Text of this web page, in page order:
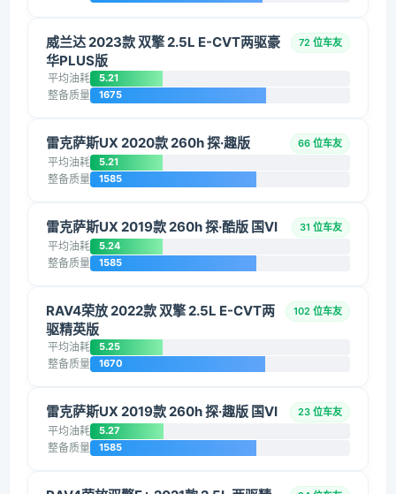
威兰达 2023款 双擎 2.5L E-CVT两驱豪
华PLUS版
72 位车友
平均油耗 5.21
整备质量 1675
雷克萨斯UX 2020款 260h 探·趣版 66 位车友
平均油耗 5.21
整备质量 1585
雷克萨斯UX 2019款 260h 探·酷版 国VI 31 位车友
平均油耗 5.24
整备质量 1585
RAV4荣放 2022款 双擎 2.5L E-CVT两
驱精英版
102 位车友
平均油耗 5.25
整备质量 1670
雷克萨斯UX 2019款 260h 探·趣版 国VI 23 位车友
平均油耗 5.27
整备质量 1585